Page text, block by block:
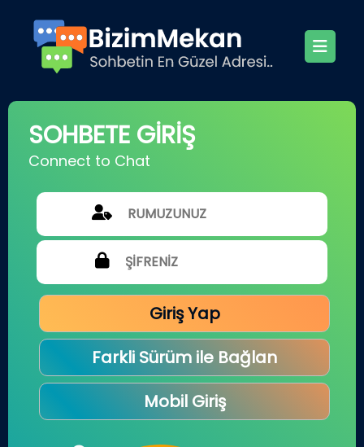
SOHBETE GİRİŞ
Connect to Chat
Giriş Yap
Farkli Sürüm ile Bağlan
Mobil Giriş